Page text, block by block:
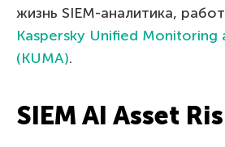
жизнь SIEM-аналитика,
Kaspersky Unified Monitoring
(KUMA).
SIEM AI Asset